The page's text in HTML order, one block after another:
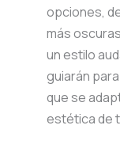
opciones,
más
un estilo
guiarán
que se
estética de